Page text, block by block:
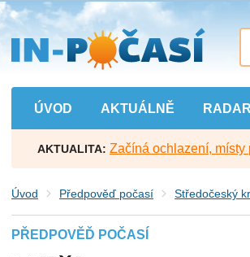
Přejít
na
hlavní
obsah
ÚVOD AKTUÁLNĚ RADAR
AKTUALITA: Začíná ochlazení, místy
Úvod Předpověď počasí Středočeský
PŘEDPOVĚĎ POČASÍ